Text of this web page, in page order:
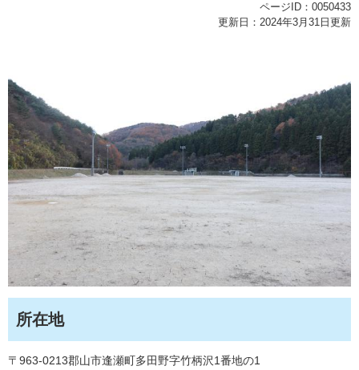
ページID：0050433
更新日：2024年3月31日更新
所在地
〒963-0213郡山市逢瀬町多田野字竹柄沢1番地の1